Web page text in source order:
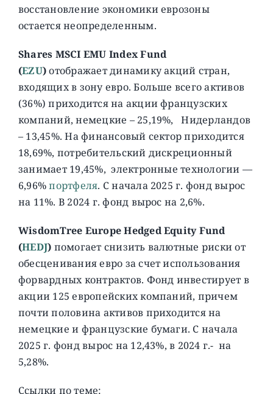
восстановление экономики еврозоны
остается неопределенным.
Shares MSCI EMU Index Fund
(EZU)отображает динамику акций стран,
входящих в зону евро. Больше всего активов
(36%) приходится на акции французских
компаний, немецкие – 25,19%, Нидерландов
– 13,45%. На финансовый сектор приходится
18,69%, потребительский дискреционный
занимает 19,45%, электронные технологии —
6,96%портфеля. С начала 2025 г. фонд вырос
на 11%. В 2024 г. фонд вырос на 2,6%.
WisdomTree Europe Hedged Equity Fund
(HEDJ) помогает снизить валютные риски от
обесценивания евро за счет использования
форвардных контрактов. Фонд инвестирует в
акции 125 европейских компаний, причем
почти половина активов приходится на
немецкие и французские бумаги. C начала
2025 г. фонд вырос на 12,43%, в 2024 г.- на
5,28%.
Ссылки по теме: